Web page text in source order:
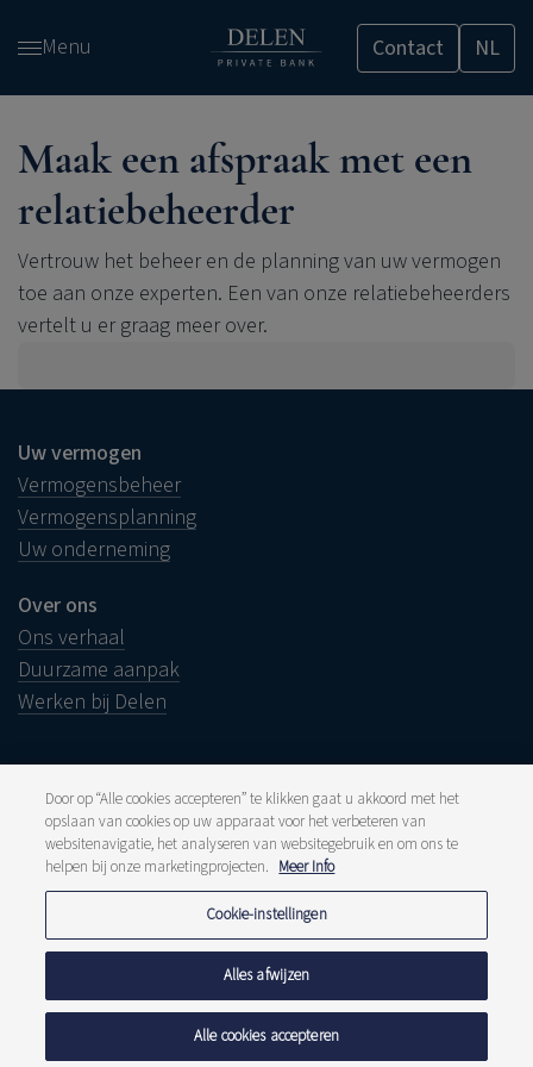
en
inhoud
gaan
Menu Contact NL
Maak een afspraak met een
relatiebeheerder
Vertrouw het beheer en de planning van uw vermogen
toe aan onze experten. Een van onze relatiebeheerders
vertelt u er graag meer over.
Uw vermogen
Vermogensbeheer
Vermogensplanning
Uw onderneming
Over ons
Ons verhaal
Duurzame aanpak
Werken bij Delen
Juridische info
Disclaimer
Klacht
Klokkenluiders
Tarieven
Cookiebeleid
Meldpunt fraude
Door op “Alle cookies accepteren” te klikken gaat u akkoord met het
opslaan van cookies op uw apparaat voor het verbeteren van
websitenavigatie, het analyseren van websitegebruik en om ons te
helpen bij onze marketingprojecten. Meer Info
Cookie-instellingen
Alles afwijzen
Alle cookies accepteren